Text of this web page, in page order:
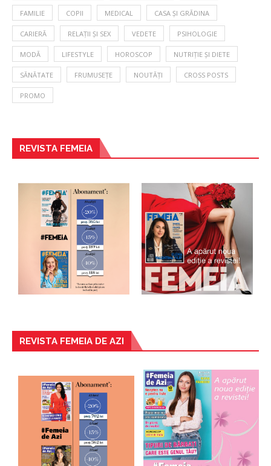
FAMILIE COPII MEDICAL CASA ȘI GRĂDINA
CARIERĂ RELAȚII ȘI SEX VEDETE PSIHOLOGIE
MODĂ LIFESTYLE HOROSCOP NUTRIȚIE ȘI DIETE
SĂNĂTATE FRUMUSEȚE NOUTĂȚI CROSS POSTS
PROMO
REVISTA FEMEIA
REVISTA FEMEIA DE AZI